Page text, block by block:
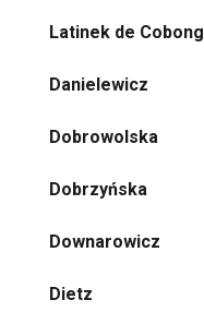
Latinek de Cobong
Danielewicz
Dobrowolska
Dobrzyńska
Downarowicz
Dietz